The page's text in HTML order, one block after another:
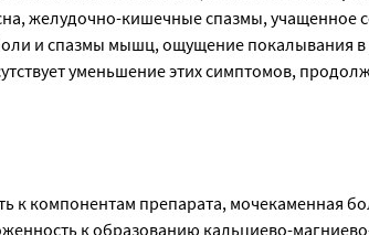
желудочно-кишечные спазмы, учащенное
и спазмы мышц, ощущение покалывания
уменьшение этих симптомов,
к компонентам препарата, мочекаменная
к образованию кальциево-